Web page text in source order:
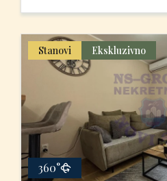
Stanovi Ekskluzivno
360°